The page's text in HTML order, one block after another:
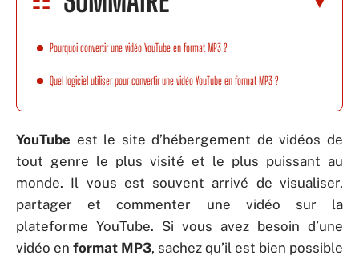
Pourquoi convertir une vidéo YouTube en format MP3 ?
Quel logiciel utiliser pour convertir une vidéo YouTube en format MP3 ?
YouTube est le site d’hébergement de vidéos de
tout genre le plus visité et le plus puissant au
monde. Il vous est souvent arrivé de visualiser,
partager et commenter une vidéo sur la
plateforme YouTube. Si vous avez besoin d’une
vidéo en format MP3, sachez qu’il est bien possible